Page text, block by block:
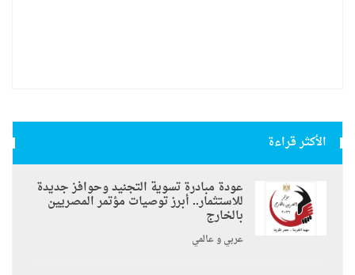
الأكثر قراءة
عودة مبادرة تسوية التجنيد وحوافز جديدة
للاستثمار.. أبرز توصيات مؤتمر المصريين
بالخارج
عربي و عالمي